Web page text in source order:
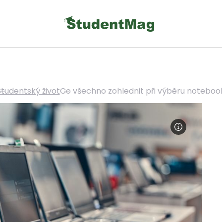
životCo všechno zohlednit při výběru